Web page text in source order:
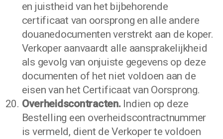
en juistheid van het bijbehorende
certificaat van oorsprong en alle andere
douanedocumenten verstrekt aan de koper.
Verkoper aanvaardt alle aansprakelijkheid
als gevolg van onjuiste gegevens op deze
documenten of het niet voldoen aan de
eisen van het Certificaat van Oorsprong.
Overheidscontracten.Indien op deze
Bestelling een overheidscontractnummer
is vermeld, dient de Verkoper te voldoen